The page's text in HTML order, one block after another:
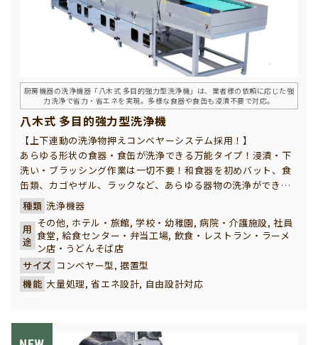
厨房機器の洗浄機器「八木式 多目的強力型洗浄機」は、業者様の依頼に応じた強
力洗浄で省力・省エネを実現。多様な食器や食缶も浸漬不要で対応。
八木式 多目的強力型洗浄機
【上下連動の洗浄物押えコンベヤーシステム採用！】
あらゆる形状の食器・食缶が洗浄できる万能タイプ！浸漬・下
洗い・ブラッシング作業は一切不要！和食器を初めバット、食
缶類、カゴやザル、ラックなど、あらゆる器物の洗浄ができま
す。 ご飯粒やカレー等のこびりついた頑固な汚れも、超強力の
噴射力でパワフルに洗浄できます。 省エネ性が向上し、省力化
に大きく貢献します。 給食センター・病院・社員食堂・ホテル
旅館様には欠かせない必須の洗浄機です。
種類 洗浄機器
用
途
その他, ホテル・旅館, 学校・幼稚園, 病院・介護施設, 社員
食堂, 給食センター・弁当工場, 飲食・レストラン・ラーメ
ン店・うどんそば店
サイズ コンベヤー型, 据置型
機能 大量処理, 省エネ設計, 自由設計対応